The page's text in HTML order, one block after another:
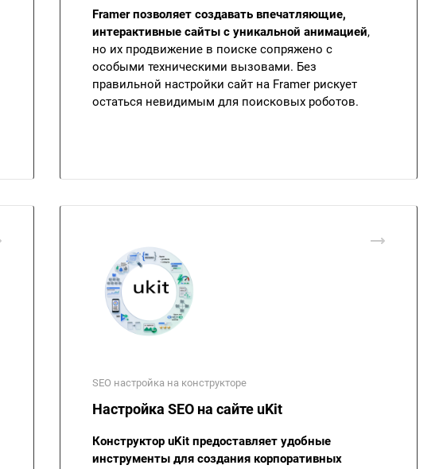
Framer позволяет создавать впечатляющие,
интерактивные сайты с уникальной анимацией,
но их продвижение в поиске сопряжено с
особыми техническими вызовами. Без
правильной настройки сайт на Framer рискует
остаться невидимым для поисковых роботов.
SEO настройка на конструкторе
Настройка SEO на сайте uKit
Конструктор uKit предоставляет удобные
инструменты для создания корпоративных